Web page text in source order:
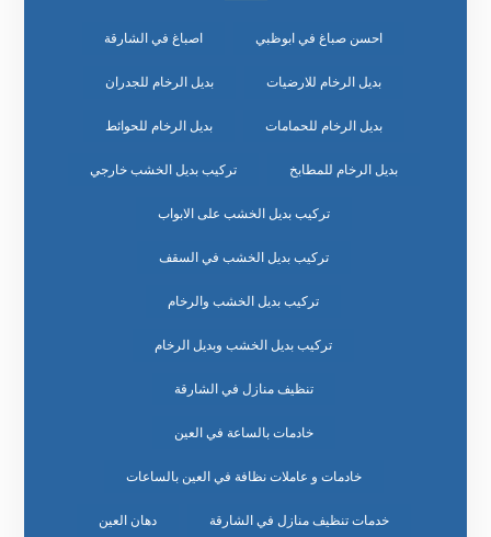
احسن صباغ في ابوظبي اصباغ في الشارقة
بديل الرخام للارضيات بديل الرخام للجدران
بديل الرخام للحمامات بديل الرخام للحوائط
بديل الرخام للمطابخ تركيب بديل الخشب خارجي
تركيب بديل الخشب على الابواب
تركيب بديل الخشب في السقف
تركيب بديل الخشب والرخام
تركيب بديل الخشب وبديل الرخام
تنظيف منازل في الشارقة
خادمات بالساعة في العين
خادمات و عاملات نظافة في العين بالساعات
خدمات تنظيف منازل في الشارقة دهان العين